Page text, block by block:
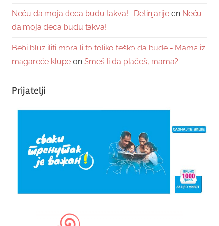
Neću da moja deca budu takva! | Detinjarije on Neću
da moja deca budu takva!
Bebi bluz iliti mora li to toliko teško da bude - Mama iz
magareće klupe on Smeš li da plačeš, mama?
Prijatelji